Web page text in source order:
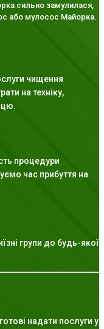
сильно замулилася,
або мулосос Майорка.
чищення
на техніку,
процедури
час прибуття на
групи до будь-якої
надати послуги у